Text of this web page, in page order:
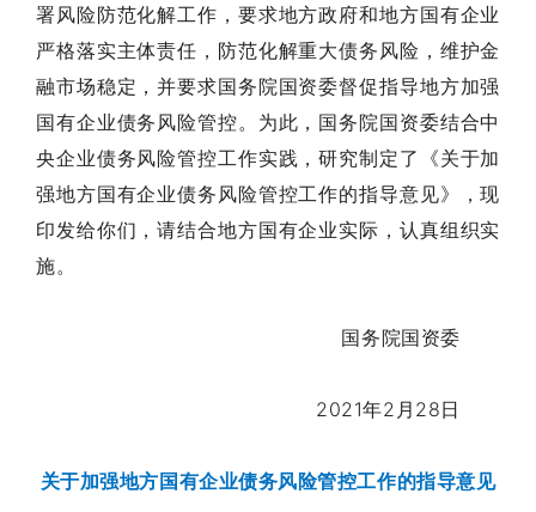
署风险防范化解工作，要求地方政府和地方国有企业
严格落实主体责任，防范化解重大债务风险，维护金
融市场稳定，并要求国务院国资委督促指导地方加强
国有企业债务风险管控。为此，国务院国资委结合中
央企业债务风险管控工作实践，研究制定了《关于加
强地方国有企业债务风险管控工作的指导意见》，现
印发给你们，请结合地方国有企业实际，认真组织实
施。
国务院国资委
2021年2月28日
关于加强地方国有企业债务风险管控工作的指导意见